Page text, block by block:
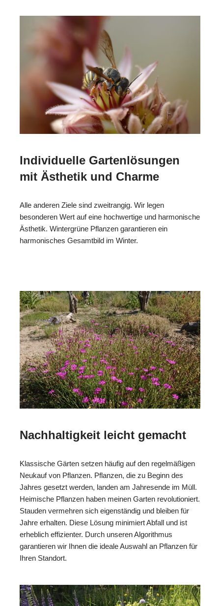
Individuelle Gartenlösungen
mit Ästhetik und Charme
Alle anderen Ziele sind zweitrangig. Wir legen
besonderen Wert auf eine hochwertige und harmonische
Ästhetik. Wintergrüne Pflanzen garantieren ein
harmonisches Gesamtbild im Winter.
Nachhaltigkeit leicht gemacht
Klassische Gärten setzen häufig auf den regelmäßigen
Neukauf von Pflanzen. Pflanzen, die zu Beginn des
Jahres gesetzt werden, landen am Jahresende im Müll.
Heimische Pflanzen haben meinen Garten revolutioniert.
Stauden vermehren sich eigenständig und bleiben für
Jahre erhalten. Diese Lösung minimiert Abfall und ist
erheblich effizienter. Durch unseren Algorithmus
garantieren wir Ihnen die ideale Auswahl an Pflanzen für
Ihren Standort.